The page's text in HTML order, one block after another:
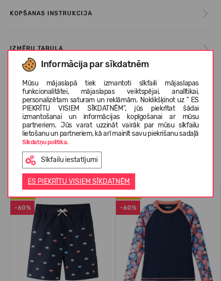
Informācija par sīkdatnēm
Mūsu mājaslapā tiek izmantoti sīkfaili mājaslapas
funkcionalitātei, mājaslapas veiktspējai, analītikai,
personalizētam saturam un reklāmām. Noklikšķinot uz " ES
PIEKRĪTU VISIEM SĪKDATNĒM", jūs piekrītat šādai
izmantošanai un informācijas kopīgošanai ar mūsu
partneriem. Jūs varat uzzināt vairāk par mūsu sīkfailu
lietošanu un partneriem, kā arī mainīt savu piekrišanu sadaļā
Sīkdatņu politika.
Sīkfailu iestatījumi
ES PIEKRĪTU VISIEM SĪKDATNĒM
KOPŠANAS INSTRUKCIJA
IZMĒRU TABULA
PAR REIMA
KLIENTU ATSAUKSMES (0)
Līdzīgas preces
-60% -60%